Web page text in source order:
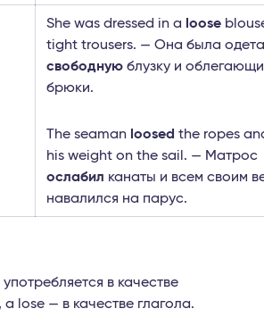
She was dressed in a loose
tight trousers. — Она была
свободную блузку и
брюки.
The seaman loosed the ropes
his weight on the sail. — Матрос
ослабил канаты и всем своим
навалился на парус.
в качестве
а lose — в качестве глагола.